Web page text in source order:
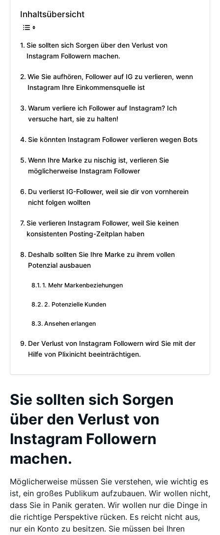
Inhaltsübersicht
Sie sollten sich Sorgen über den Verlust von
Instagram Followern machen.
Wie Sie aufhören, Follower auf IG zu verlieren, wenn
Instagram Ihre Einkommensquelle ist
Warum verliere ich Follower auf Instagram? Ich
versuche hart, sie zu halten!
Sie könnten Instagram Follower verlieren wegen Bots
Wenn Ihre Marke zu nischig ist, verlieren Sie
möglicherweise Instagram Follower
Du verlierst IG-Follower, weil sie dir von vornherein
nicht folgen wollten
Sie verlieren Instagram Follower, weil Sie keinen
konsistenten Posting-Zeitplan haben
Deshalb sollten Sie Ihre Marke zu ihrem vollen
Potenzial ausbauen
1. Mehr Markenbeziehungen
2. Potenzielle Kunden
Ansehen erlangen
Der Verlust von Instagram Followern wird Sie mit der
Hilfe von Plixinicht beeinträchtigen.
Sie sollten sich Sorgen
über den Verlust von
Instagram Followern
machen.
Möglicherweise müssen Sie verstehen, wie wichtig es
ist, ein großes Publikum aufzubauen. Wir wollen nicht,
dass Sie in Panik geraten. Wir wollen nur die Dinge in
die richtige Perspektive rücken. Es reicht nicht aus,
nur ein Konto zu besitzen. Sie müssen bei Ihren